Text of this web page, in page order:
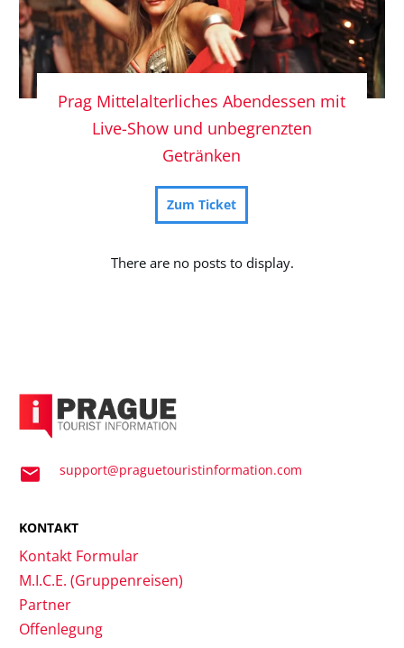
Prag Mittelalterliches Abendessen mit
Live-Show und unbegrenzten
Getränken
Zum Ticket
support@praguetouristinformation.com
KONTAKT
Kontakt Formular
M.I.C.E. (Gruppenreisen)
Partner
Offenlegung